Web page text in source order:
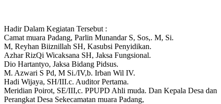
Hadir Dalam Kegiatan Tersebut :
Camat muara Padang, Parlin Munandar S, Sos,. M, Si.
M, Reyhan Biiznillah SH, Kasubsi Penyidikan.
Azhar RizQi Wicaksana SH, Jaksa Fungsional.
Dio Hartantyo, Jaksa Bidang Pidsus.
M. Azwari S Pd, M Si./IV,b. Irban Wil IV.
Hadi Wijaya, SH/III.c. Auditor Pertama.
Meridian Poirot, SE/III,c. PPUPD Ahli muda. Dan Kepala Desa dan
Perangkat Desa Sekecamatan muara Padang,